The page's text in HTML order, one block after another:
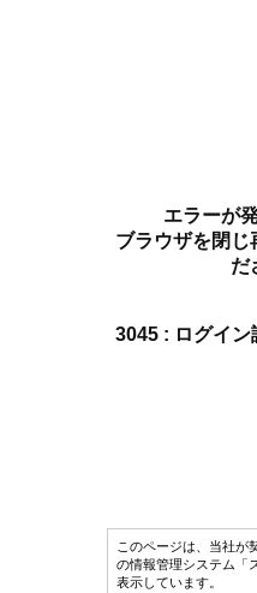
エラーが
ブラウザを閉じ
だ
3045 : ログイン
このページは、当社が
の情報管理システム「
表示しています。